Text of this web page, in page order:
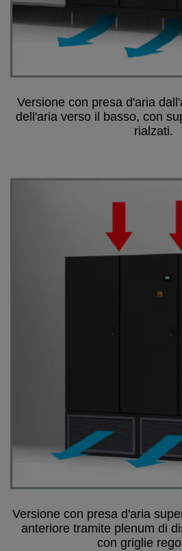
Versione con presa d'aria
dell'aria verso il basso, con
rialzati.
Versione con presa d'aria
anteriore tramite plenum di
con griglie